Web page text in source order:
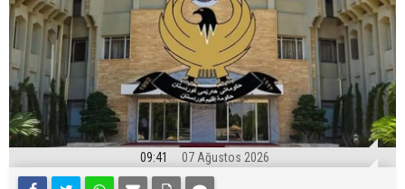
09:41 07 Ağustos 2026